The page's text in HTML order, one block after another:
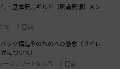
・基本無言ギルド【無為無想】メン
な 2 日前
ック構造そのものへの懸念（サイレ
について）
ークフリード配信者 2 日前